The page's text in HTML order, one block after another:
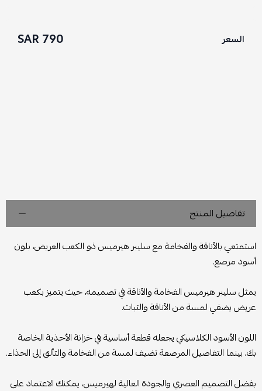
السعر 790 SAR
تفاصيل المنتج
استمتعي بالأناقة والفخامة مع سليبر هيرميس ذو الكعب العريض، بلون
أسود مرصع.
يمثل سليبر هيرميس الفخامة والأناقة في تصميمه، حيث يتميز بكعب
عريض يضفي لمسة من الأناقة والثبات.
اللون الأسود الكلاسيكي يجعله قطعة أساسية في خزانة الأحذية الخاصة
بك، بينما التفاصيل المرصعة تضيف لمسة من الفخامة والتألق إلى الحذاء.
بفضل التصميم العصري والجودة العالية لهيرميس، يمكنك الاعتماد على